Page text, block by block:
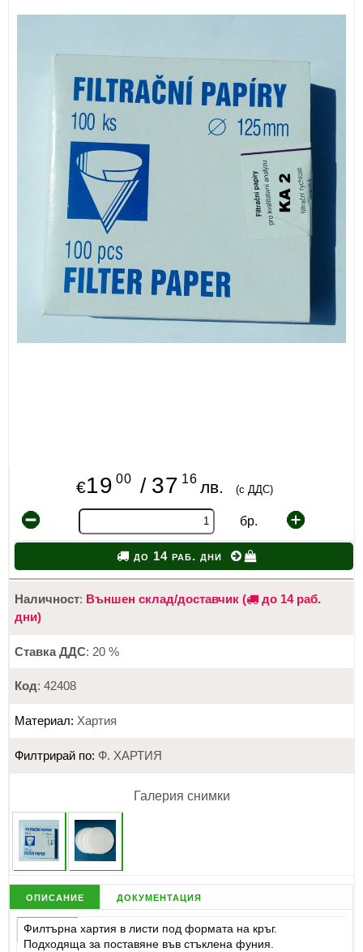
МЕБЕЛИ И ОБОРУДВАНЕ
КАНЦЕЛАРСКИ МАТЕРИАЛИ
КНИГИ И УЧЕБНИЦИ
ПРОМОЦИИ
ИНСТРУМЕНТИ
€19 00 / 37 16 лв. (с ДДС)
бр.
до 14 раб. дни
Наличност: Външен склад/доставчик (
до 14 раб.
дни)
Ставка ДДС: 20 %
Код: 42408
Материал: Хартия
Филтрирай по: Ф. ХАРТИЯ
Галерия снимки
описание документация
Филтърна хартия в листи под формата на кръг.
Подходяща за поставяне във стъклена фуния.